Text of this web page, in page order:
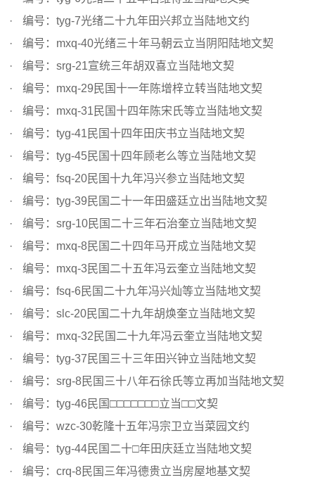
编号：tyg-7光绪二十九年田兴邦立当陆地文约
编号：mxq-40光绪三十年马朝云立当阴阳陆地文契
编号：srg-21宣统三年胡双喜立当陆地文契
编号：mxq-29民国十一年陈增梓立转当陆地文契
编号：mxq-31民国十四年陈宋氏等立当陆地文契
编号：tyg-41民国十四年田庆书立当陆地文契
编号：tyg-45民国十四年顾老么等立当陆地文契
编号：fsq-20民国十九年冯兴参立当陆地文契
编号：tyg-39民国二十一年田盛廷立出当陆地文契
编号：srg-10民国二十三年石治奎立当陆地文契
编号：mxq-8民国二十四年马开成立当陆地文契
编号：mxq-3民国二十五年冯云奎立当陆地文契
编号：fsq-6民国二十九年冯兴灿等立当陆地文契
编号：slc-20民国二十九年胡焕奎立当陆地文契
编号：mxq-32民国二十九年冯云奎立当陆地文契
编号：tyg-37民国三十三年田兴钟立当陆地文契
编号：srg-8民国三十八年石徐氏等立再加当陆地文契
编号：tyg-46民国□□□□□□□立当□□文契
编号：wzc-30乾隆十五年冯宗卫立当菜园文约
编号：tyg-44民国二十□年田庆廷立当陆地文契
编号：crq-8民国三年冯德贵立当房屋地基文契